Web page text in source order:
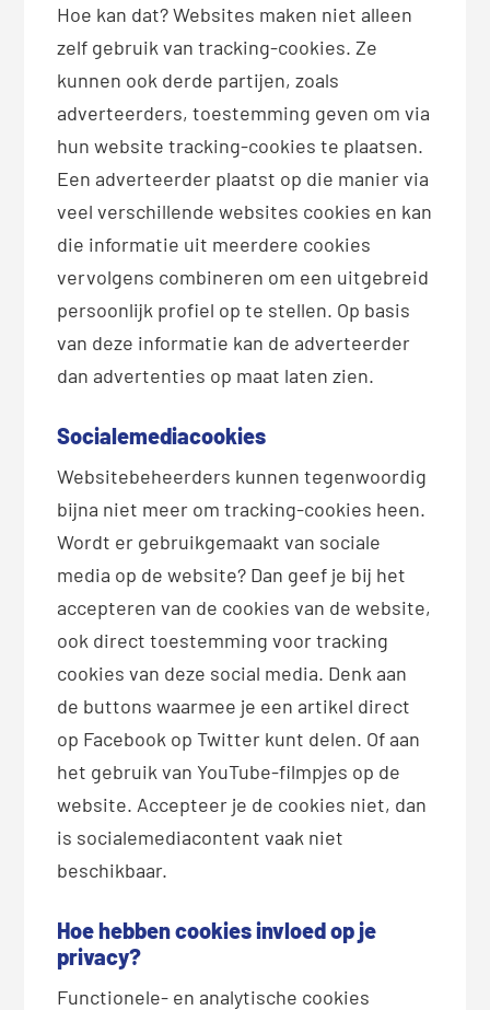
Hoe kan dat? Websites maken niet alleen
zelf gebruik van tracking-cookies. Ze
kunnen ook derde partijen, zoals
adverteerders, toestemming geven om via
hun website tracking-cookies te plaatsen.
Een adverteerder plaatst op die manier via
veel verschillende websites cookies en kan
die informatie uit meerdere cookies
vervolgens combineren om een uitgebreid
persoonlijk profiel op te stellen. Op basis
van deze informatie kan de adverteerder
dan advertenties op maat laten zien.
Socialemediacookies
Websitebeheerders kunnen tegenwoordig
bijna niet meer om tracking-cookies heen.
Wordt er gebruikgemaakt van sociale
media op de website? Dan geef je bij het
accepteren van de cookies van de website,
ook direct toestemming voor tracking
cookies van deze social media. Denk aan
de buttons waarmee je een artikel direct
op Facebook op Twitter kunt delen. Of aan
het gebruik van YouTube-filmpjes op de
website. Accepteer je de cookies niet, dan
is socialemediacontent vaak niet
beschikbaar.
Hoe hebben cookies invloed op je
privacy?
Functionele- en analytische cookies